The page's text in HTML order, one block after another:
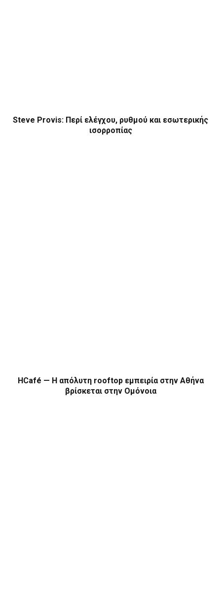
Steve Provis: Περί ελέγχου, ρυθμού και εσωτερικής
ισορροπίας
HCafé — Η απόλυτη rooftop εμπειρία στην Αθήνα
βρίσκεται στην Ομόνοια